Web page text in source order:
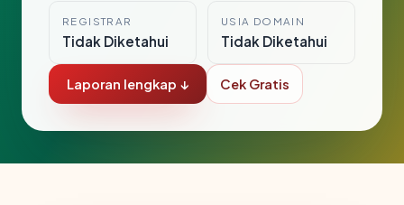
REGISTRAR
Tidak Diketahui
USIA DOMAIN
Tidak Diketahui
Laporan lengkap ↓ Cek Gratis